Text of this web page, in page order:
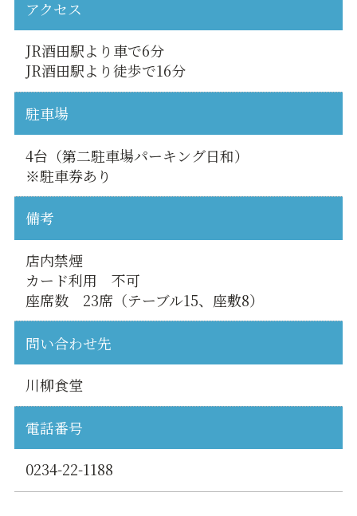
アクセス
JR酒田駅より車で6分
JR酒田駅より徒歩で16分
駐車場
4台（第二駐車場パーキング日和）
※駐車券あり
備考
店内禁煙
カード利用 不可
座席数 23席（テーブル15、座敷8）
問い合わせ先
川柳食堂
電話番号
0234-22-1188